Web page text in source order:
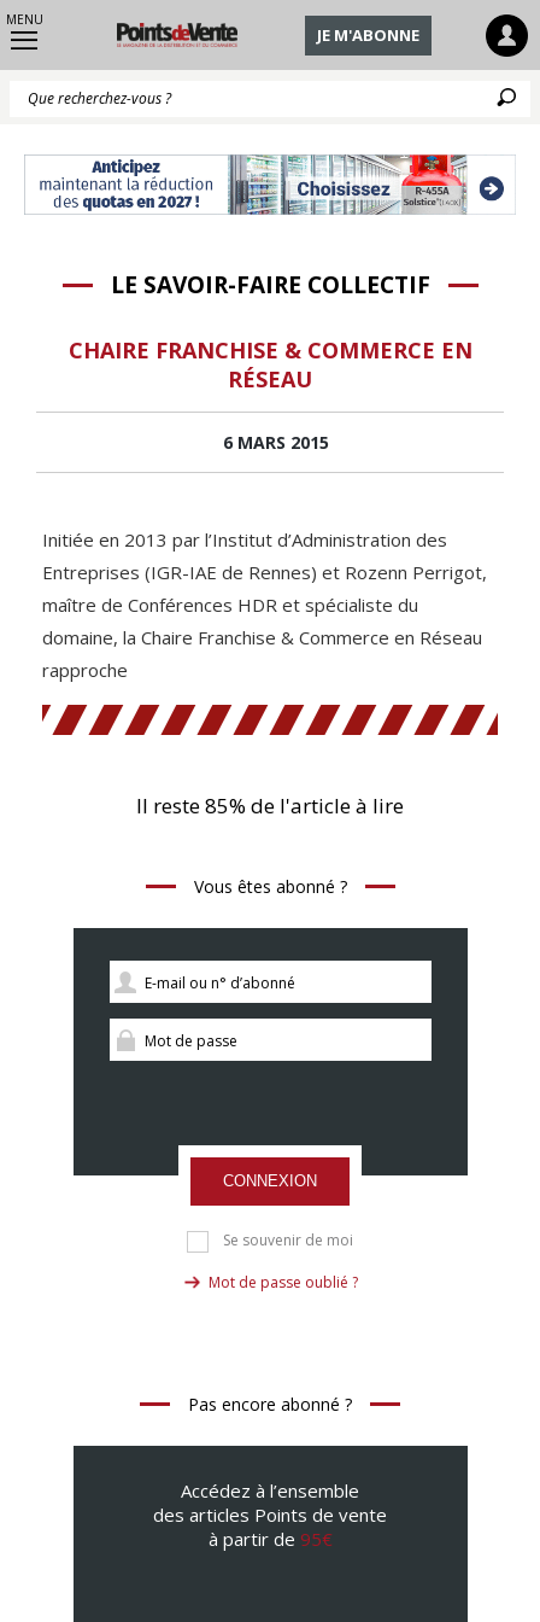
MENU
JE M'ABONNE
LE SAVOIR-FAIRE COLLECTIF
CHAIRE FRANCHISE & COMMERCE EN
RÉSEAU
6 MARS 2015
Initiée en 2013 par l’Institut d’Administration des
Entreprises (IGR-IAE de Rennes) et Rozenn Perrigot,
maître de Conférences HDR et spécialiste du
domaine, la Chaire Franchise & Commerce en Réseau
rapproche
Il reste 85% de l'article à lire
Vous êtes abonné ?
CONNEXION
Se souvenir de moi
Mot de passe oublié ?
Pas encore abonné ?
Accédez à l’ensemble
des articles Points de vente
à partir de 95€